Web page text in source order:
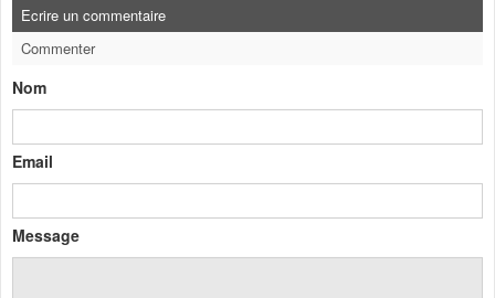
Ecrire un commentaire
Commenter
Nom
Email
Message